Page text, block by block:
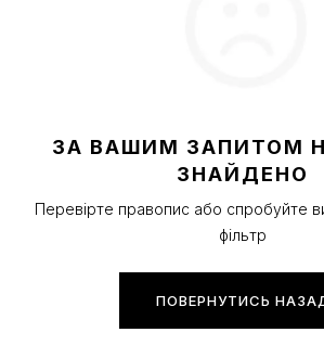
ЗА ВАШИМ ЗАПИТОМ
ЗНАЙДЕНО
Перевірте правопис або спробуйте
фільтр
ПОВЕРНУТИСЬ